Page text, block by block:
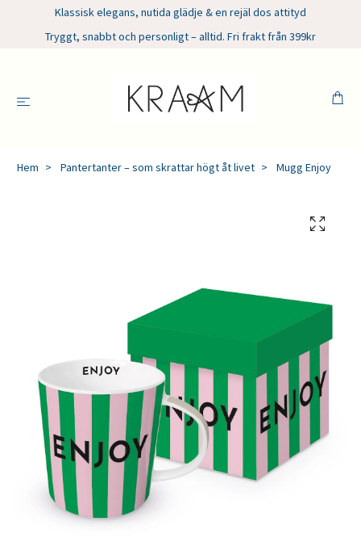
Klassisk elegans, nutida glädje & en rejäl dos attityd
Tryggt, snabbt och personligt – alltid. Fri frakt från 399kr
Hem Pantertanter – som skrattar högt åt livet Mugg Enjoy